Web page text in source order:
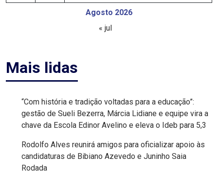
CARNAUBAIS
MACAU
EMANCIPAÇÃO
POLÍTICA
EMPREENDIMENTO
ENTREVISTA
Agosto 2026
« jul
Mais lidas
“Com história e tradição voltadas para a educação”:
gestão de Sueli Bezerra, Márcia Lidiane e equipe vira a
chave da Escola Edinor Avelino e eleva o Ideb para 5,3
Rodolfo Alves reunirá amigos para oficializar apoio às
candidaturas de Bibiano Azevedo e Juninho Saia
Rodada